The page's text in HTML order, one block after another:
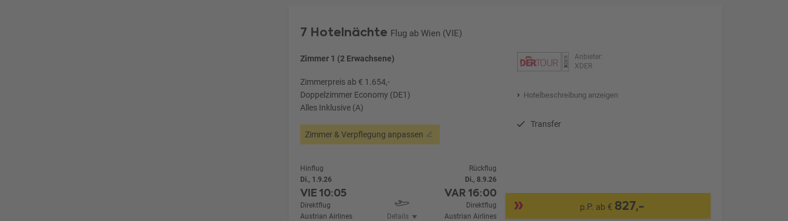
7 Hotelnächte Flug ab Wien (VIE)
Zimmer 1 (2 Erwachsene)
Zimmerpreis ab € 1.654,-
Doppelzimmer Economy (DE1)
Alles Inklusive (A)
Zimmer & Verpflegung anpassen
Anbieter:
XDER
Hotelbeschreibung anzeigen
Transfer
Hinflug
Di., 1.9.26
VIE10:05
Direktflug
Austrian Airlines
Details
Rückflug
Di., 8.9.26
VAR16:00
Direktflug
Austrian Airlines
p.P. ab € 827,-